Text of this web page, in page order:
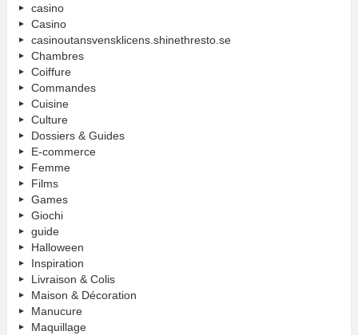
casino
Casino
casinoutansvensklicens.shinethresto.se
Chambres
Coiffure
Commandes
Cuisine
Culture
Dossiers & Guides
E-commerce
Femme
Films
Games
Giochi
guide
Halloween
Inspiration
Livraison & Colis
Maison & Décoration
Manucure
Maquillage